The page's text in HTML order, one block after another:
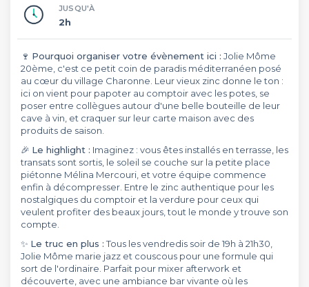
JUSQU'À
2h
🍷 Pourquoi organiser votre évènement ici : Jolie Môme
20ème, c'est ce petit coin de paradis méditerranéen posé
au cœur du village Charonne. Leur vieux zinc donne le ton :
ici on vient pour papoter au comptoir avec les potes, se
poser entre collègues autour d'une belle bouteille de leur
cave à vin, et craquer sur leur carte maison avec des
produits de saison.
🎉 Le highlight : Imaginez : vous êtes installés en terrasse, les
transats sont sortis, le soleil se couche sur la petite place
piétonne Mélina Mercouri, et votre équipe commence
enfin à décompresser. Entre le zinc authentique pour les
nostalgiques du comptoir et la verdure pour ceux qui
veulent profiter des beaux jours, tout le monde y trouve son
compte.
✨ Le truc en plus :Tous les vendredis soir de 19h à 21h30,
Jolie Môme marie jazz et couscous pour une formule qui
sort de l'ordinaire. Parfait pour mixer afterwork et
découverte, avec une ambiance bar vivante où les